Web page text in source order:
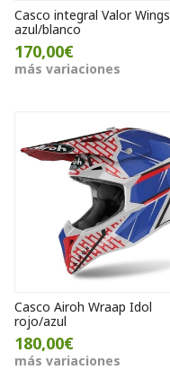
Casco integral Valor Wings
azul/blanco
170,00€
más variaciones
Casco Airoh Wraap Idol
rojo/azul
180,00€
más variaciones